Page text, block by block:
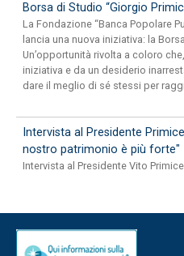
Borsa di Studio “Giorgio
La Fondazione “Banca Popolare
lancia una nuova iniziativa: la
Un’opportunità rivolta a coloro
iniziativa e da un desiderio
dare il meglio di sé stessi per
Intervista al Presidente
nostro patrimonio è più forte"
Intervista al Presidente Vito